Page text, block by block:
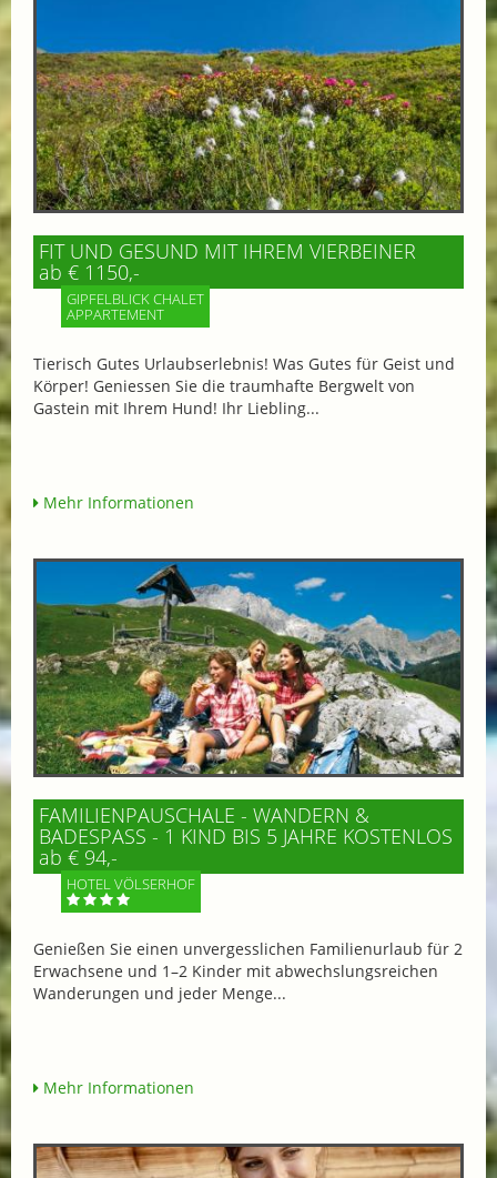
FIT UND GESUND MIT IHREM VIERBEINER
ab € 1150,-
GIPFELBLICK CHALET
APPARTEMENT
Tierisch Gutes Urlaubserlebnis! Was Gutes für Geist und
Körper! Geniessen Sie die traumhafte Bergwelt von
Gastein mit Ihrem Hund! Ihr Liebling...
Mehr Informationen
FAMILIENPAUSCHALE - WANDERN &
BADESPASS - 1 KIND BIS 5 JAHRE KOSTENLOS
ab € 94,-
HOTEL VÖLSERHOF
Genießen Sie einen unvergesslichen Familienurlaub für 2
Erwachsene und 1–2 Kinder mit abwechslungsreichen
Wanderungen und jeder Menge...
Mehr Informationen